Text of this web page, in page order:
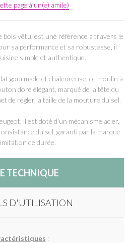
page à un(e) ami(e)
bois vêtu, est une référence à travers le
sa performance et sa robustesse, il
simple et authentique.
gourmade et chaleureuse, ce moulin à
doré élégant, marqué de la tête du
de régler la taille de la mouture du sel.
il est doté d'un mécanisme acier,
du sel, garanti par la marque
de durée.
TECHNIQUE
D'UTILISATION
: